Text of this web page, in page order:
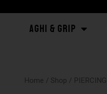
AGHI & GRIP
Home / Shop / PIERCING